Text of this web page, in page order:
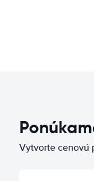
Vytvorte cenovú